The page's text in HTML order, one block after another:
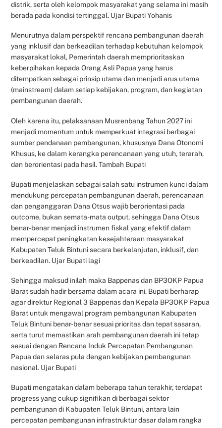
distrik, serta oleh kelompok masyarakat yang selama ini masih
berada pada kondisi tertinggal. Ujar Bupati Yohanis
Menurutnya dalam perspektif rencana pembangunan daerah
yang inklusif dan berkeadilan terhadap kebutuhan kelompok
masyarakat lokal, Pemerintah daerah memprioritaskan
keberpihakan kepada Orang Asli Papua yang harus
ditempatkan sebagai prinsip utama dan menjadi arus utama
(mainstream) dalam setiap kebijakan, program, dan kegiatan
pembangunan daerah.
Oleh karena itu, pelaksanaan Musrenbang Tahun 2027 ini
menjadi momentum untuk memperkuat integrasi berbagai
sumber pendanaan pembangunan, khususnya Dana Otonomi
Khusus, ke dalam kerangka perencanaan yang utuh, terarah,
dan berorientasi pada hasil. Tambah Bupati
Bupati menjelaskan sebagai salah satu instrumen kunci dalam
mendukung percepatan pembangunan daerah, perencanaan
dan penganggaran Dana Otsus wajib berorientasi pada
outcome, bukan semata-mata output, sehingga Dana Otsus
benar-benar menjadi instrumen fiskal yang efektif dalam
mempercepat peningkatan kesejahteraan masyarakat
Kabupaten Teluk Bintuni secara berkelanjutan, inklusif, dan
berkeadilan. Ujar Bupati lagi
Sehingga maksud inilah maka Bappenas dan BP3OKP Papua
Barat sudah hadir bersama dalam acara ini. Bupati berharap
agar direktur Regional 3 Bappenas dan Kepala BP3OKP Papua
Barat untuk mengawal program pembangunan Kabupaten
Teluk Bintuni benar-benar sesuai prioritas dan tepat sasaran,
serta turut memastikan arah pembangunan daerah ini tetap
sesuai dengan Rencana Induk Percepatan Pembangunan
Papua dan selaras pula dengan kebijakan pembangunan
nasional. Ujar Bupati
Bupati mengatakan dalam beberapa tahun terakhir, terdapat
progress yang cukup signifikan di berbagai sektor
pembangunan di Kabupaten Teluk Bintuni, antara lain
percepatan pembangunan infrastruktur dasar dalam rangka